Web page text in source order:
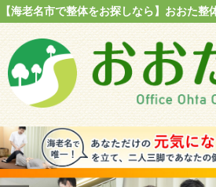
【海老名市で整体をお探しなら】おおた整